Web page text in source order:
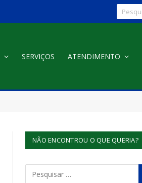
SERVIÇOS ATENDIMENTO
NÃO ENCONTROU O QUE QUERIA?